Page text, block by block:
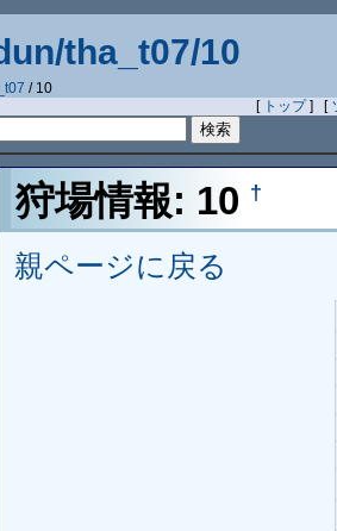
tha_t07/10
/ 10
[ トップ] [
狩場情報: 10 †
親ページに戻る